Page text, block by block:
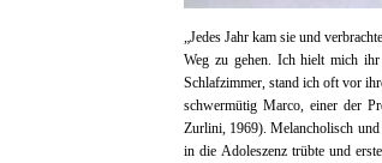
„Jedes Jahr kam sie und
Weg zu gehen. Ich hielt mich
Schlafzimmer, stand ich oft vor
schwermütig Marco, einer der
Zurlini, 1969). Melancholisch und
in die Adoleszenz trübte und